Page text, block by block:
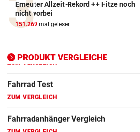
Erneuter Allzeit-Rekord ++ Hitze noch
nicht vorbei
151.269 mal gelesen
PRODUKT VERGLEICHE
Elektro-Scooter Vergleich
ZUM VERGLEICH
ZUM VERGLEICH
ZUM VERGLEICH
ZUM VERGLEICH